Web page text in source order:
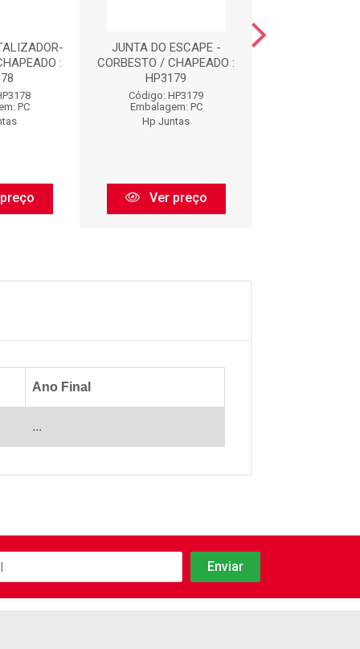
:
PC
JUNTA DO ESCAPE -
CORBESTO / CHAPEADO :
HP3179
Código: HP3179
Embalagem: PC
Hp Juntas
Ver preço
Ano Final
...